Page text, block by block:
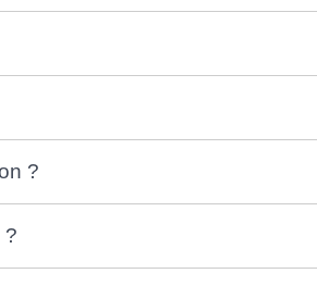
?
?